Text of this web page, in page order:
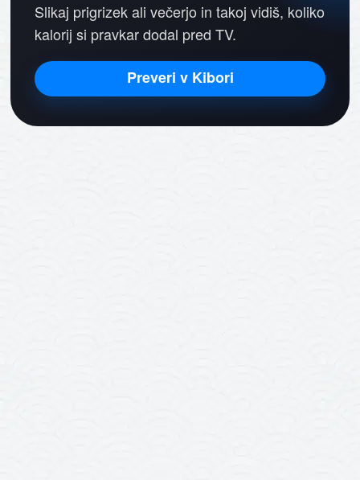
Slikaj prigrizek ali večerjo in takoj vidiš, koliko
kalorij si pravkar dodal pred TV.
Preveri v Kibori